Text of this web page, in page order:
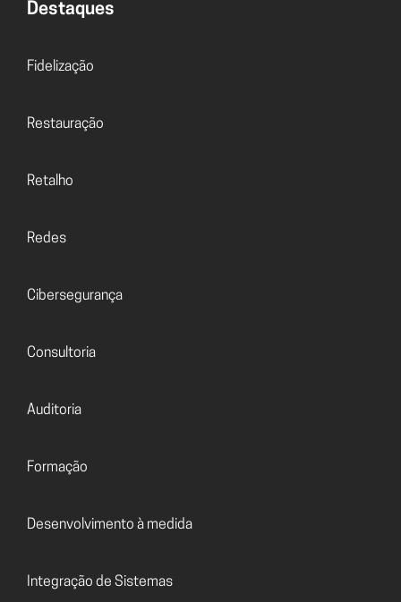
Destaques
Fidelização
Restauração
Retalho
Redes
Cibersegurança
Consultoria
Auditoria
Formação
Desenvolvimento à medida
Integração de Sistemas